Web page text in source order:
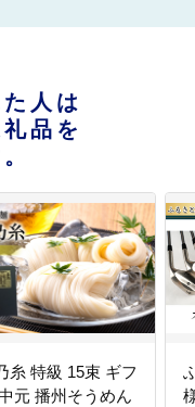
人は
品を
束 ギフ
元 播州そうめん